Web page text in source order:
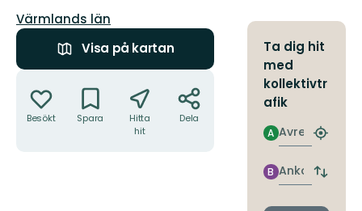
Län:
Värmlands län
Visa på kartan
Besökt Spara
Hitta
hit
Dela
Ta dig hit
med
kollektivtr
afik
Avresa
A
Hitta
Ankomst
B
Byt
och